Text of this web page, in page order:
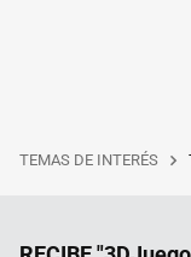
TEMAS DE INTERÉS